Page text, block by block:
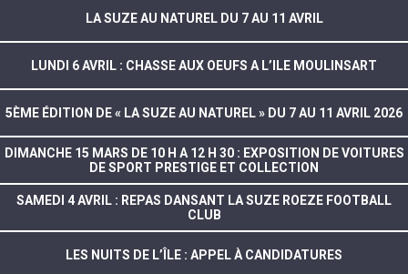
LA SUZE AU NATUREL DU 7 AU 11 AVRIL
LUNDI 6 AVRIL : CHASSE AUX OEUFS A L’ILE MOULINSART
5ÈME ÉDITION DE « LA SUZE AU NATUREL » DU 7 AU 11 AVRIL 2026
DIMANCHE 15 MARS DE 10 H A 12 H 30 : EXPOSITION DE VOITURES
DE SPORT PRESTIGE ET COLLECTION
SAMEDI 4 AVRIL : REPAS DANSANT LA SUZE ROEZE FOOTBALL
CLUB
LES NUITS DE L’ÎLE : APPEL À CANDIDATURES